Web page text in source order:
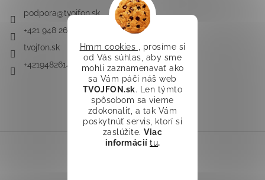
Hmm cookies
, prosíme si
od Vás súhlas, aby sme
mohli zaznamenavať ako
sa Vám páči náš web
TVOJFON.sk. Len týmto
spôsobom sa vieme
zdokonaliť, a tak Vám
poskytnúť servis, ktorí si
zaslúžite.Viac
informácií tu.
podpora@tvojfon.sk
+421 948 261 491
tvojfon.sk
+421948261491